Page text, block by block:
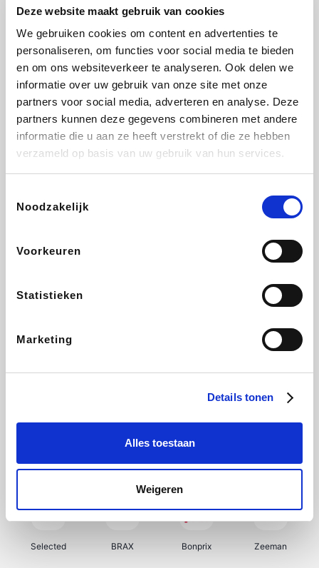
Deze website maakt gebruik van cookies
We gebruiken cookies om content en advertenties te
personaliseren, om functies voor social media te bieden
en om ons websiteverkeer te analyseren. Ook delen we
informatie over uw gebruik van onze site met onze
partners voor social media, adverteren en analyse. Deze
partners kunnen deze gegevens combineren met andere
informatie die u aan ze heeft verstrekt of die ze hebben
verzameld op basis van uw gebruik van hun services.
Noodzakelijk
Voorkeuren
Statistieken
Marketing
Details tonen
Alles toestaan
Weigeren
Weekendesk Sarenza Schiesser Interhome
Lufthansa
CheapTickets.be DeubaXXL
Samsung My Jewellery Delonghi Tennis Point
Selected BRAX Bonprix Zeeman